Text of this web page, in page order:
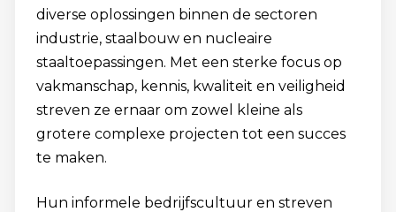
diverse oplossingen binnen de sectoren
industrie, staalbouw en nucleaire
staaltoepassingen. Met een sterke focus op
vakmanschap, kennis, kwaliteit en veiligheid
streven ze ernaar om zowel kleine als
grotere complexe projecten tot een succes
te maken.
Hun informele bedrijfscultuur en streven